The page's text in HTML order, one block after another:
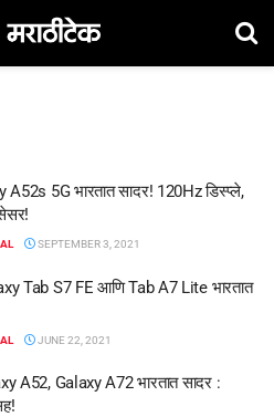
5G भारतात सादर! 120Hz डिस्प्ले,
SEPTEMBER 3, 2021
Tab S7 FE आणि Tab A7 Lite भारतात
JUNE 22, 2021
A52, Galaxy A72 भारतात सादर :